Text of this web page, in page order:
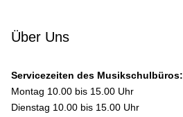
Über Uns
Servicezeiten des Musikschulbüros:
Montag 10.00 bis 15.00 Uhr
Dienstag 10.00 bis 15.00 Uhr